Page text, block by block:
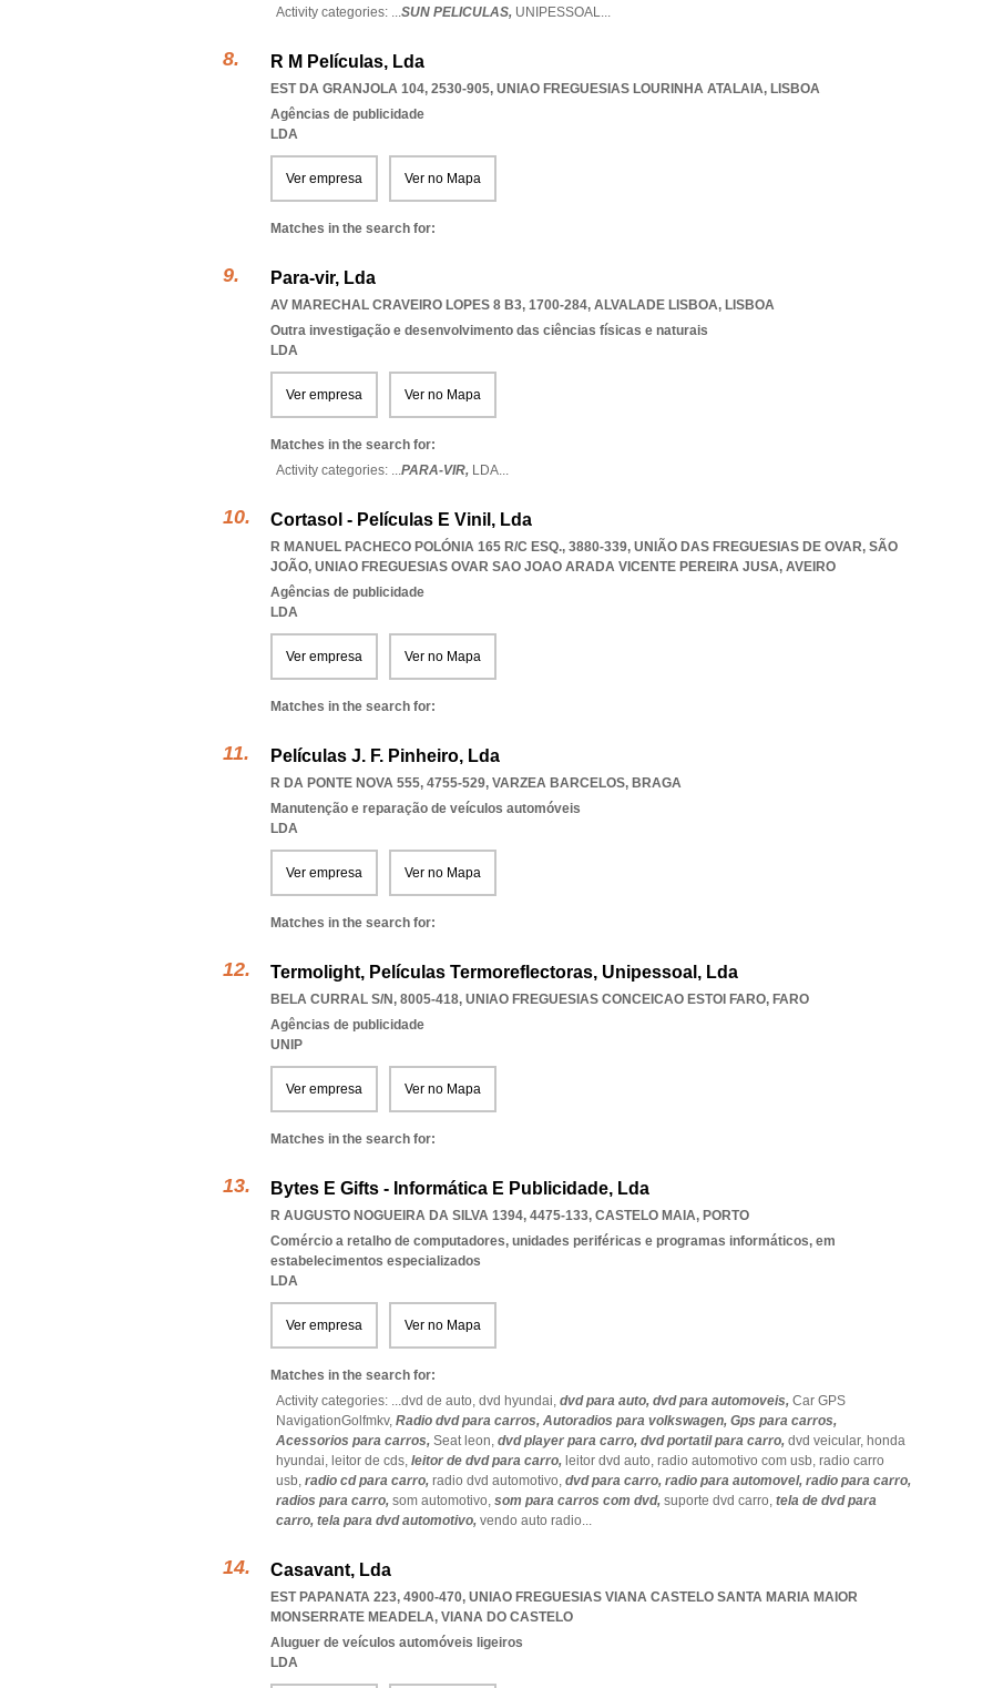
Activity categories: ...SUN PELICULAS, UNIPESSOAL...
R M Películas, Lda
EST DA GRANJOLA 104, 2530-905, UNIAO FREGUESIAS LOURINHA ATALAIA, LISBOA
Agências de publicidade
LDA
Ver empresa Ver no Mapa
Matches in the search for:
Para-vir, Lda
AV MARECHAL CRAVEIRO LOPES 8 B3, 1700-284, ALVALADE LISBOA, LISBOA
Outra investigação e desenvolvimento das ciências físicas e naturais
LDA
Ver empresa Ver no Mapa
Matches in the search for:
Activity categories: ...PARA-VIR, LDA...
Cortasol - Películas E Vinil, Lda
R MANUEL PACHECO POLÓNIA 165 R/C ESQ., 3880-339, UNIÃO DAS FREGUESIAS DE OVAR, SÃO
JOÃO, UNIAO FREGUESIAS OVAR SAO JOAO ARADA VICENTE PEREIRA JUSA, AVEIRO
Agências de publicidade
LDA
Ver empresa Ver no Mapa
Matches in the search for:
Películas J. F. Pinheiro, Lda
R DA PONTE NOVA 555, 4755-529, VARZEA BARCELOS, BRAGA
Manutenção e reparação de veículos automóveis
LDA
Ver empresa Ver no Mapa
Matches in the search for:
Termolight, Películas Termoreflectoras, Unipessoal, Lda
BELA CURRAL S/N, 8005-418, UNIAO FREGUESIAS CONCEICAO ESTOI FARO, FARO
Agências de publicidade
UNIP
Ver empresa Ver no Mapa
Matches in the search for:
Bytes E Gifts - Informática E Publicidade, Lda
R AUGUSTO NOGUEIRA DA SILVA 1394, 4475-133, CASTELO MAIA, PORTO
Comércio a retalho de computadores, unidades periféricas e programas informáticos, em
estabelecimentos especializados
LDA
Ver empresa Ver no Mapa
Matches in the search for:
Activity categories: ...dvd de auto, dvd hyundai, dvd para auto, dvd para automoveis, Car GPS
NavigationGolfmkv, Radio dvd para carros, Autoradios para volkswagen, Gps para carros,
Acessorios para carros, Seat leon, dvd player para carro, dvd portatil para carro, dvd veicular, honda
hyundai, leitor de cds, leitor de dvd para carro, leitor dvd auto, radio automotivo com usb, radio carro
usb, radio cd para carro, radio dvd automotivo, dvd para carro, radio para automovel, radio para carro,
radios para carro, som automotivo, som para carros com dvd, suporte dvd carro, tela de dvd para
carro, tela para dvd automotivo, vendo auto radio...
Casavant, Lda
EST PAPANATA 223, 4900-470, UNIAO FREGUESIAS VIANA CASTELO SANTA MARIA MAIOR
MONSERRATE MEADELA, VIANA DO CASTELO
Aluguer de veículos automóveis ligeiros
LDA